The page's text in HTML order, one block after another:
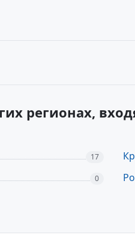
регионах,
17
0